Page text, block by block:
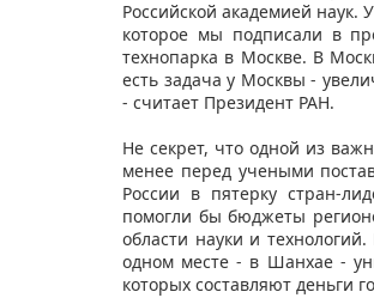
Российской академией
которое мы подписали в
технопарка в Москве. В
есть задача у Москвы -
- считает Президент РАН.
Не секрет, что одной из
менее перед учеными
России в пятерку стран-
помогли бы бюджеты
области науки и
одном месте - в Шанхае -
которых составляют деньги